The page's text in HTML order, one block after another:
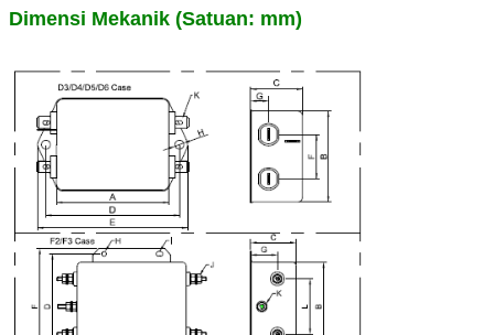
Dimensi Mekanik (Satuan: mm)